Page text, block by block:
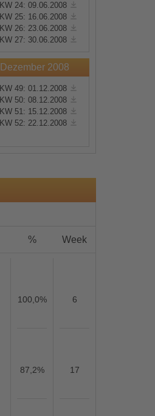
KW 24: 09.06.2008
KW 25: 16.06.2008
KW 26: 23.06.2008
KW 27: 30.06.2008
Dezember 2008
KW 49: 01.12.2008
KW 50: 08.12.2008
KW 51: 15.12.2008
KW 52: 22.12.2008
% Week
100,0% 6
87,2% 17